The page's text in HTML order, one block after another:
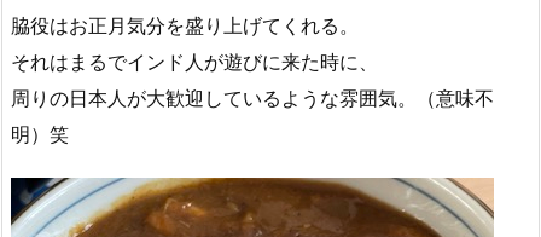
脇役はお正月気分を盛り上げてくれる。
それはまるでインド人が遊びに来た時に、
周りの日本人が大歓迎しているような雰囲気。（意味不
明）笑